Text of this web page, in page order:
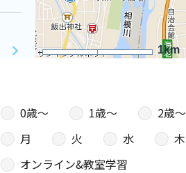
1km
0歳〜 1歳〜 2歳〜
月 火 水 木
オンライン&教室学習